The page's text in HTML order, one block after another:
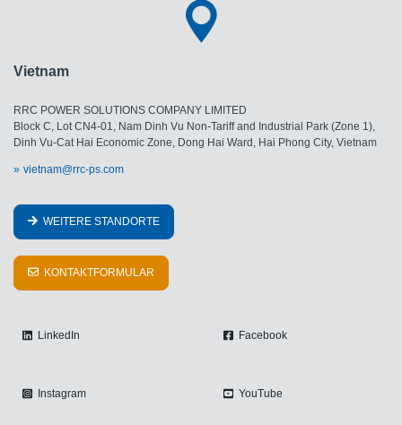
Vietnam
RRC POWER SOLUTIONS COMPANY LIMITED
Block C, Lot CN4-01, Nam Dinh Vu Non-Tariff and Industrial Park (Zone 1),
Dinh Vu-Cat Hai Economic Zone, Dong Hai Ward, Hai Phong City, Vietnam
vietnam@rrc-ps.com
WEITERE STANDORTE
KONTAKTFORMULAR
LinkedIn Facebook
Instagram YouTube